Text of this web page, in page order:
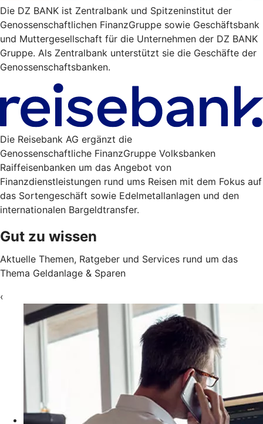
Die DZ BANK ist Zentralbank und Spitzeninstitut der
Genossenschaftlichen FinanzGruppe sowie Geschäftsbank
und Muttergesellschaft für die Unternehmen der DZ BANK
Gruppe. Als Zentralbank unterstützt sie die Geschäfte der
Genossenschaftsbanken.
Die Reisebank AG ergänzt die
Genossenschaftliche FinanzGruppe Volksbanken
Raiffeisenbanken um das Angebot von
Finanzdienstleistungen rund ums Reisen mit dem Fokus auf
das Sortengeschäft sowie Edelmetallanlagen und den
internationalen Bargeldtransfer.
Gut zu wissen
Aktuelle Themen, Ratgeber und Services rund um das
Thema Geldanlage & Sparen
‹